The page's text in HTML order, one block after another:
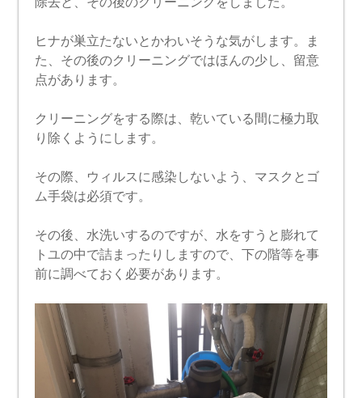
ヒナが巣立たないとかわいそうな気がします。ま
た、その後のクリーニングではほんの少し、留意
点があります。
クリーニングをする際は、乾いている間に極力取
り除くようにします。
その際、ウィルスに感染しないよう、マスクとゴ
ム手袋は必須です。
その後、水洗いするのですが、水をすうと膨れて
トユの中で詰まったりしますので、下の階等を事
前に調べておく必要があります。